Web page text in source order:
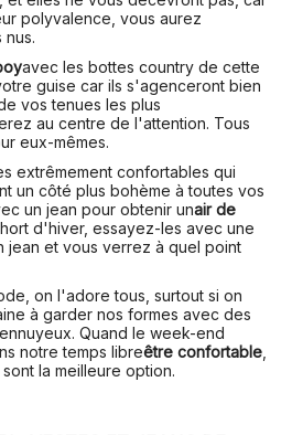
polyvalence, vous aurez
avec les bottes country de cette
guise car ils s'agenceront bien
vos tenues les plus
au centre de l'attention. Tous
eux-mêmes.
extrêmement confortables qui
un côté plus bohème à toutes vos
un jean pour obtenir unair de
d'hiver, essayez-les avec une
jean et vous verrez à quel point
on l'adore tous, surtout si on
à garder nos formes avec des
Quand le week-end
notre temps libreêtre confortable,
la meilleure option.